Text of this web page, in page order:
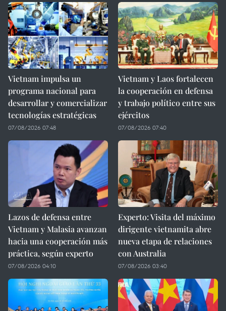
Vietnam impulsa un
programa nacional para
desarrollar y comercializar
tecnologías estratégicas
07/08/2026 07:48
Vietnam y Laos fortalecen
la cooperación en defensa
y trabajo político entre sus
ejércitos
07/08/2026 07:40
Lazos de defensa entre
Vietnam y Malasia avanzan
hacia una cooperación más
práctica, según experto
07/08/2026 04:10
Experto: Visita del máximo
dirigente vietnamita abre
nueva etapa de relaciones
con Australia
07/08/2026 03:40